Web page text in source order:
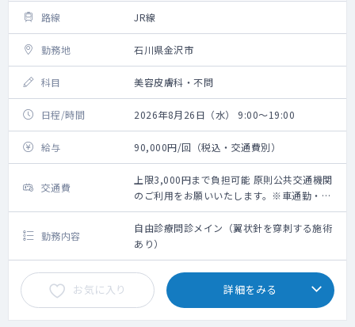
路線 JR線
勤務地 石川県金沢市
科目 美容皮膚科・不問
日程/時間 2026年8月26日（水） 9:00～19:00
給与 90,000円/回（税込・交通費別）
交通費
上限3,000円まで負担可能 原則公共交通機関
のご利用をお願いいたします。※車通勤・タ
クシー利用要相談
勤務内容
自由診療問診メイン（翼状針を穿刺する施術
あり）
お気に入り 詳細をみる